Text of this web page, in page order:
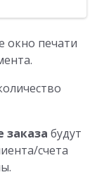
окно печати
заказа будут
счета